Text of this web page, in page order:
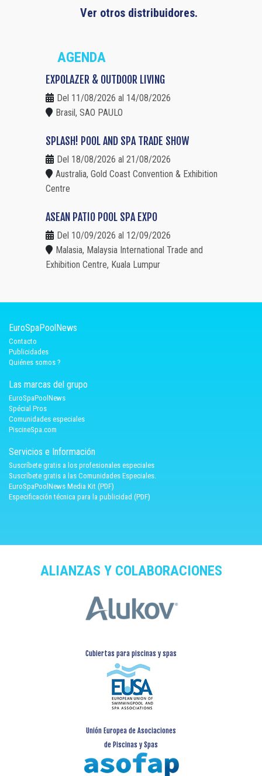
Ver otros distribuidores.
AGENDA
EXPOLAZER & OUTDOOR LIVING
Del 11/08/2026 al 14/08/2026
Brasil, SAO PAULO
SPLASH! POOL AND SPA TRADE SHOW
Del 18/08/2026 al 21/08/2026
Australia, Gold Coast Convention & Exhibition
Centre
ASEAN PATIO POOL SPA EXPO
Del 10/09/2026 al 12/09/2026
Malasia, Malaysia International Trade and
Exhibition Centre, Kuala Lumpur
EuroSpaPoolNews
Contacto
Publicidades
Quiénes somos ?
Las marcas del grupo
EuroSpaPoolNews
Spécial Pros
Comunidades especiales
PiscineSpa.com
Servicios e Información
Suscríbete gratis a los profesionales especiales
Suscríbete gratis a las Comunidades Especiales.
EuroSpaPoolNews Media Kit (PDF)
Especificación técnica para la publicidad (PDF)
ALIANZAS Y COLABORACIONES
Cubiertas para piscinas y spas
Unión Europea de Asociaciones
de Piscinas y Spas